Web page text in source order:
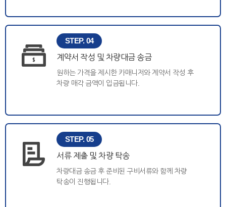
STEP. 04
계약서 작성 및 차량대금 송금
원하는 가격을 제시한 카매니저와 계약서 작성 후
차량 매각 금액이 입금됩니다.
STEP. 05
서류 제출 및 차량 탁송
차량대금 송금 후 준비된 구비서류와 함께 차량
탁송이 진행됩니다.